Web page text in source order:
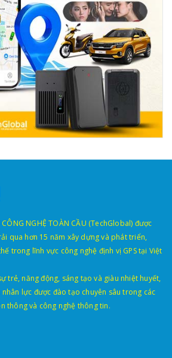
CÔNG NGHỆ TOÀN CẦU (TechGlobal) được
qua hơn 15 năm xây dựng và phát triển,
trong lĩnh vực công nghệ định vị GPS tại Việt
trẻ, năng động, sáng tạo và giàu nhiệt huyết,
lực được đào tạo chuyên sâu trong các
thông và công nghệ thông tin.